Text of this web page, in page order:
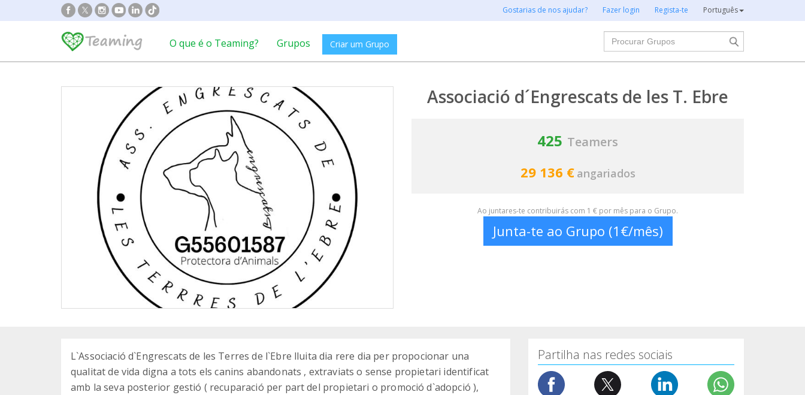
Gostarias de nos ajudar? Fazer login Regista-te Português
O que é o Teaming? Grupos Criar um Grupo
Procurar
Associació d´Engrescats de les T. Ebre
425 Teamers
29 136 € angariados
Ao juntares-te contribuirás com 1 € por mês para o Grupo.
Junta-te ao Grupo (1€/mês)
L`Associació d`Engrescats de les Terres de l`Ebre lluita dia rere dia per propocionar una
qualitat de vida digna a tots els canins abandonats , extraviats o sense propietari identificat
amb la seva posterior gestió ( recuparació per part del propietari o promoció d`adopció ),
Partilha nas redes sociais